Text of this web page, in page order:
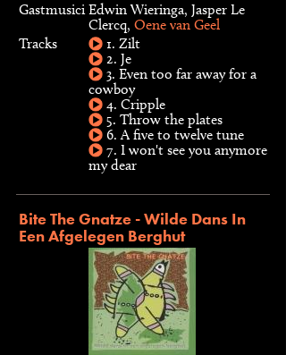
Gastmusici Edwin Wieringa, Jasper Le
Clercq, Oene van Geel
Tracks
1. Zilt
2. Je
3. Even too far away for a
cowboy
4. Cripple
5. Throw the plates
6. A five to twelve tune
7. I won't see you anymore
my dear
Bite The Gnatze - Wilde Dans In
Een Afgelegen Berghut